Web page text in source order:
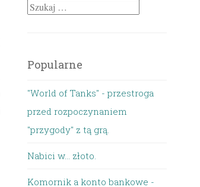
Szukaj:
Popularne
"World of Tanks" - przestroga
przed rozpoczynaniem
"przygody" z tą grą.
Nabici w... złoto.
Komornik a konto bankowe -